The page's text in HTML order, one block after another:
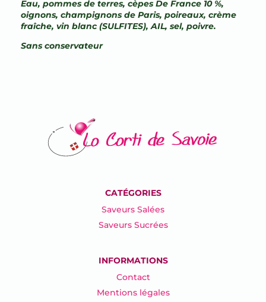
Eau, pommes de terres, cèpes De France 10 %,
oignons, champignons de Paris, poireaux, crème
fraîche, vin blanc (SULFITES), AIL, sel, poivre.
Sans conservateur
CATÉGORIES
Saveurs Salées
Saveurs Sucrées
INFORMATIONS
Contact
Mentions légales